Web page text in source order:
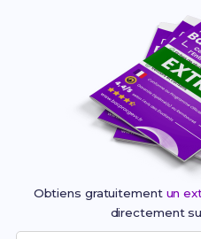
Obtiens gratuitement un
directement